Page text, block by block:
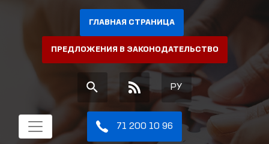
ГЛАВНАЯ СТРАНИЦА
ПРЕДЛОЖЕНИЯ В ЗАКОНОДАТЕЛЬСТВО
РУ
71 200 10 96